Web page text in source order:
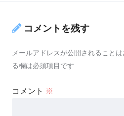
コメントを残す
メールアドレスが公開されることは
る欄は必須項目です
コメント ※